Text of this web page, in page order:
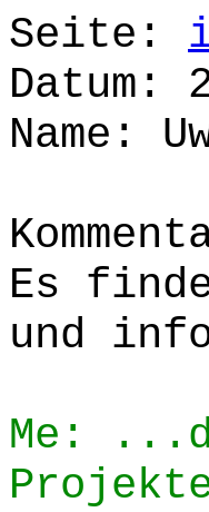
Seite:
Datum:
Name:
Es
und
Me: